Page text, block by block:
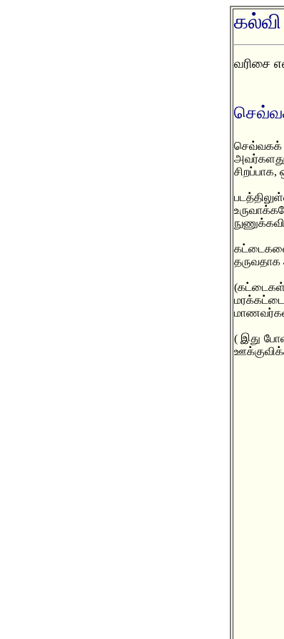
வரிசை
செவ்வகக்
தருவதாக
( இது